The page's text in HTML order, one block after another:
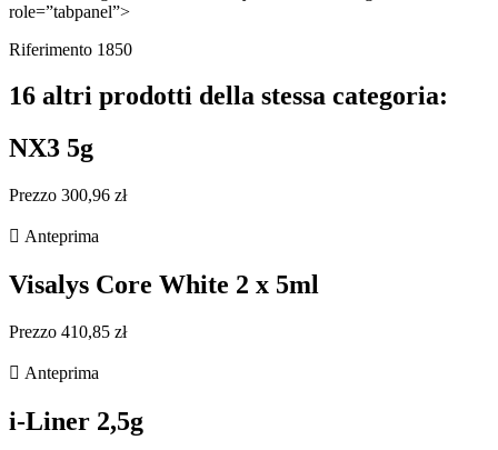
role=”tabpanel”>
Riferimento 1850
16 altri prodotti della stessa categoria:
NX3 5g
Prezzo 300,96 zł
 Anteprima
Visalys Core White 2 x 5ml
Prezzo 410,85 zł
 Anteprima
i-Liner 2,5g